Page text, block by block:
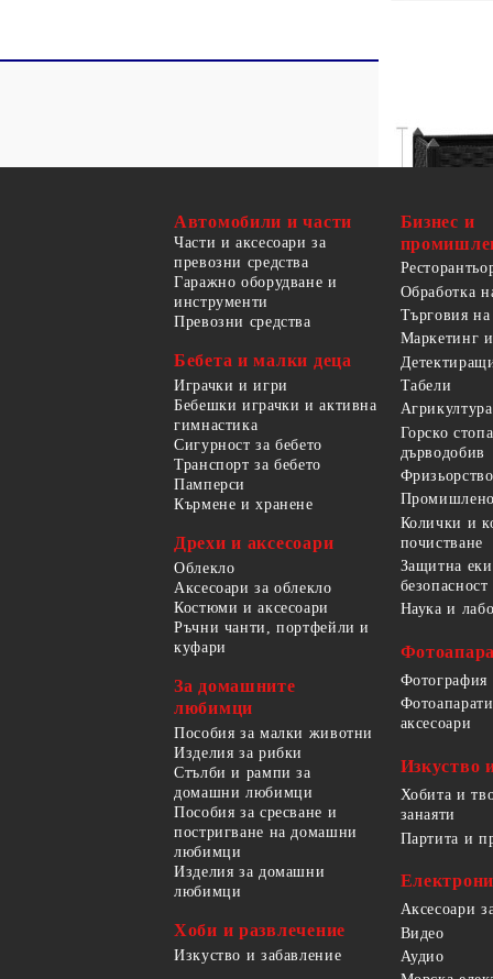
Автомобили и части
Части и аксесоари за
превозни средства
Гаражно оборудване и
инструменти
Превозни средства
Бебета и малки деца
Играчки и игри
Бебешки играчки и активна
гимнастика
Сигурност за бебето
Транспорт за бебето
Памперси
Кърмене и хранене
Дрехи и аксесоари
Облекло
Аксесоари за облекло
Костюми и аксесоари
Ръчни чанти, портфейли и
куфари
За домашните
любимци
Пособия за малки животни
Изделия за рибки
Стълби и рампи за
домашни любимци
Пособия за сресване и
постригване на домашни
любимци
Изделия за домашни
любимци
Хоби и развлечение
Изкуство и забавление
Бизнес и
Обработка
Търговия
Маркетинг
Табели
Агрикултура
Горско
дърводобив
Колички и
почистване
Защитна
Наука и
Фотография
аксесоари
Изкуство
Хобита и
занаяти
Партита и
Аксесоари
Видео
Аудио